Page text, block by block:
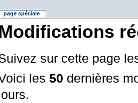
sur cette page
les 50 dernières
page spéciale